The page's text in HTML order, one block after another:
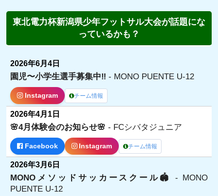
東北電力杯新潟県少年フットサル大会が話題にな
っているかも？
2026年6月4日
園児〜小学生選手募集中‼️- MONO PUENTE U-12
Instagram チーム情報
2026年4月1日
🌸4月体験会のお知らせ🌸- FCシバタジュニア
Facebook Instagram チーム情報
2026年3月6日
MONOメソッドサッカースクール🏟️ - MONO
PUENTE U-12